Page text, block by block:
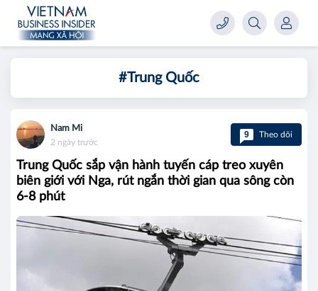
#Trung Quốc
Nam Mi
2 ngày trước
9 Theo dõi
Trung Quốc sắp vận hành tuyến cáp treo xuyên
biên giới với Nga, rút ngắn thời gian qua sông còn
6-8 phút